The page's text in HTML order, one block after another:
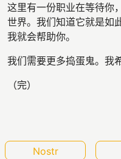
这里有一份职业在等待你
世界。我们知道它就是如
我就会帮助你。
我们需要更多捣蛋鬼。我
（完）
Nostr